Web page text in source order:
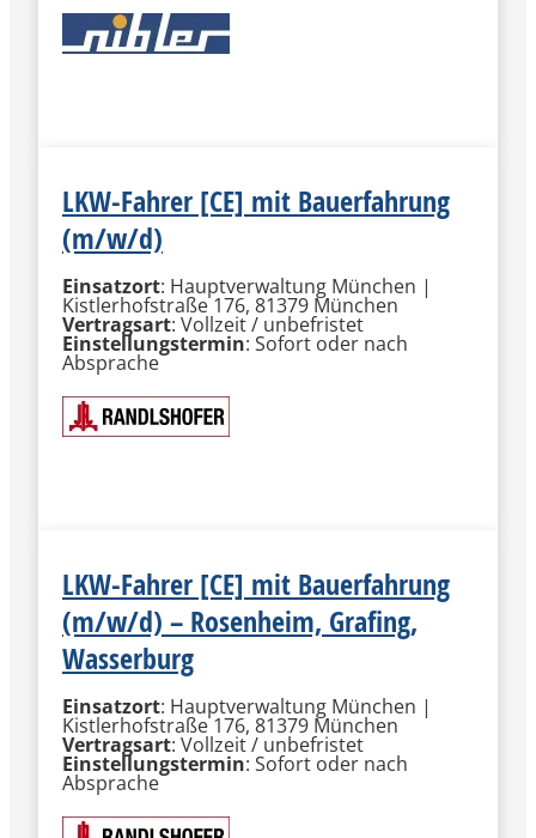
LKW-Fahrer [CE] mit Bauerfahrung
(m/w/d)
Einsatzort: Hauptverwaltung München |
Kistlerhofstraße 176, 81379 München
Vertragsart: Vollzeit / unbefristet
Einstellungstermin: Sofort oder nach
Absprache
LKW-Fahrer [CE] mit Bauerfahrung
(m/w/d) – Rosenheim, Grafing,
Wasserburg
Einsatzort: Hauptverwaltung München |
Kistlerhofstraße 176, 81379 München
Vertragsart: Vollzeit / unbefristet
Einstellungstermin: Sofort oder nach
Absprache